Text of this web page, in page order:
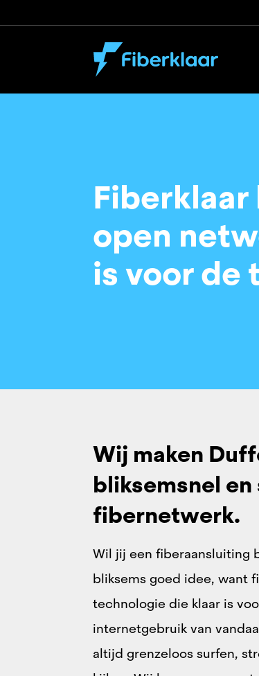
open
is voor de
Wij maken
bliksemsnel
fibernetwerk.
Wil jij een fiberaansluiting
bliksems goed idee, want
technologie die klaar is
internetgebruik van
altijd grenzeloos surfen,